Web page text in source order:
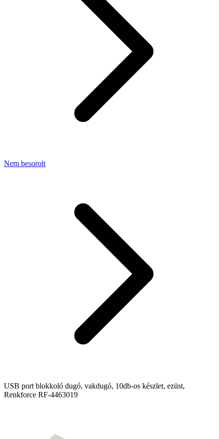
Nem besorolt
USB port blokkoló dugó, vakdugó, 10db-os készlet, ezüst,
Renkforce RF-4463019